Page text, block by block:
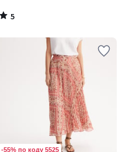
5
/
-55% по коду 5525